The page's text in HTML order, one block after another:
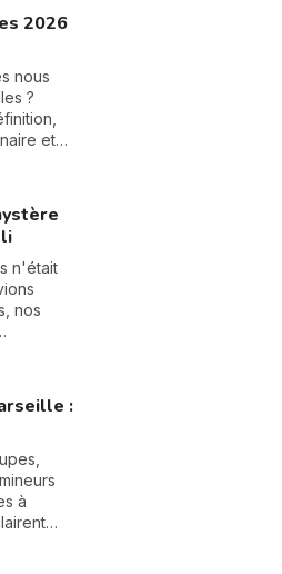
2026
nous
?
et
dates
tout
n'était
nos
du
et
de
et
— 2972
avis
celles
:
à
et
leur